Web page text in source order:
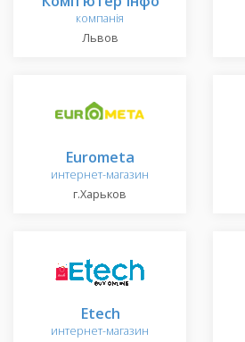
компанія
Львов
Eurometa
интернет-магазин
г.Харьков
Etech
интернет-магазин